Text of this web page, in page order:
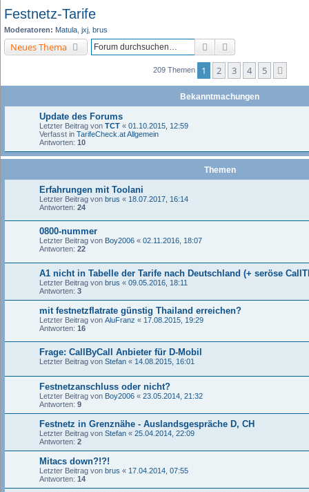
Festnetz-Tarife
Moderatoren: Matula jxj brus
Neues Thema Suche
209 Themen 1 2 3 4 5
Bekanntmachungen
Update des Forums
Letzter Beitrag von TCT « 01.10.2015, 12:59
Verfasst in TarifeCheck.at Allgemein
Antworten: 10
Themen
Erfahrungen mit Toolani
Letzter Beitrag von brus « 18.07.2017, 16:14
Antworten: 24
0800-nummer
Letzter Beitrag von Boy2006 « 02.11.2016, 18:07
Antworten: 22
A1 nicht in Tabelle der Tarife nach Deutschland (+ seröse
Letzter Beitrag von brus « 09.05.2016, 18:11
Antworten: 3
mit festnetzflatrate günstig Thailand erreichen?
Letzter Beitrag von AluFranz « 17.08.2015, 19:29
Antworten: 16
Frage: CallByCall Anbieter für D-Mobil
Letzter Beitrag von Stefan « 14.08.2015, 16:01
Festnetzanschluss oder nicht?
Letzter Beitrag von Boy2006 « 23.05.2014, 21:32
Antworten: 9
Festnetz in Grenznähe - Auslandsgespräche D, CH
Letzter Beitrag von Stefan « 25.04.2014, 22:09
Antworten: 2
Mitacs down?!?!
Letzter Beitrag von brus « 17.04.2014, 07:55
Antworten: 14